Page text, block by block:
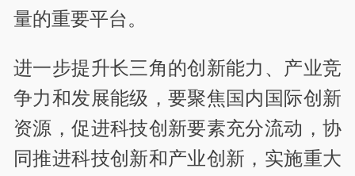
量的重要平台。
进一步提升长三角的创新能力、产业竞
争力和发展能级，要聚焦国内国际创新
资源，促进科技创新要素充分流动，协
同推进科技创新和产业创新，实施重大